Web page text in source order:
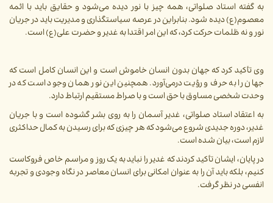
به گفته استاد صلواتی، همه چیز با نور دیده می‌شود و حقایق باید با ائمه
معصوم(ع) دیده شود. بنابراین در عرصه سیاستگذاری و مدیریت باید در جریان
نور و نه ظلمات حرکت کرد، که این امر اقتدا به غدیر و حضرت علی(ع) است.
وی تأکید کرد که جهان بدون انسان خاموش است و این انسان کامل است که
جهان را به حرف و رؤیت درمی‌آورد. همچنین این نور همان وجود است که در
وحدت شخصی مساوق با حق است و با صراط مستقیم ارتباط دارد.
به اعتقاد استاد صلواتی، غدیر آسمان را به روی بشر گشوده است و با جریان
غدیر، دوره جدیدی شروع می‌شود که هر چیزی که برای رسیدن به کمال حداکثری
لازم است، بیان شده است.
در پایان، ایشان تأکید کردند که غدیر را نباید به یک روز و مراسم خاص فروکاست
کنیم، بلکه باید آن را به عنوان امکانی برای انسان معاصر در نگاه وجودی و تجربه
انفسی در نظر گرفت.